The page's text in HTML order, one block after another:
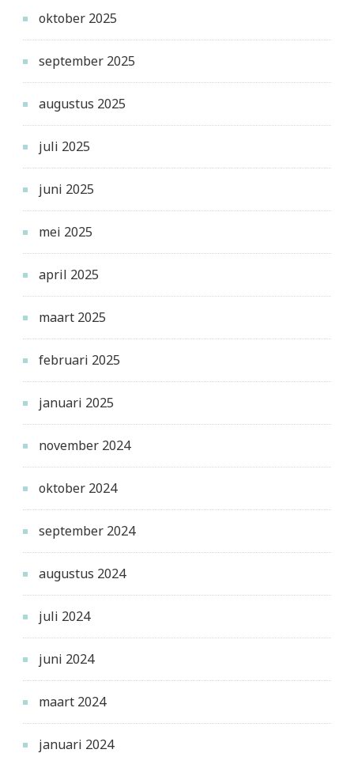
oktober 2025
september 2025
augustus 2025
juli 2025
juni 2025
mei 2025
april 2025
maart 2025
februari 2025
januari 2025
november 2024
oktober 2024
september 2024
augustus 2024
juli 2024
juni 2024
maart 2024
januari 2024